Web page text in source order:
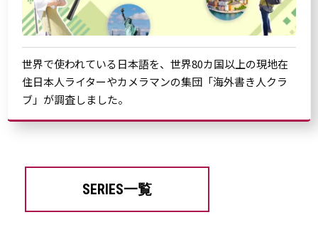
世界で使われている日本語を、世界80カ国以上の現地在
住日本人ライターやカメラマンの集団「海外書き人クラ
ブ」が調査しました。
SERIES一覧